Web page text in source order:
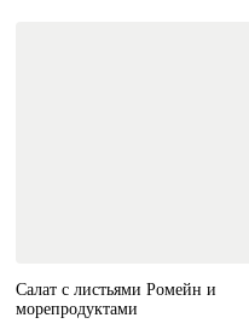
Салат с листьями Ромейн и
морепродуктами